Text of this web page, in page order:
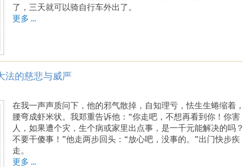
了，三天就可以骑自行车外出了。
更多 ...
的慈悲与威严
在我一声声质问下，他的邪气散掉，自知理亏，怯生生蜷缩着，
腰弯成虾米状。我郑重告诉他：“你走吧，不想再看到你！你害
人，如果遭个灾，生个病或家里出点事，是一千元能解决的吗？
不要干傻事！”他走两步回头：“放心吧，没事的。”出门快步疾
走。
更多 ...